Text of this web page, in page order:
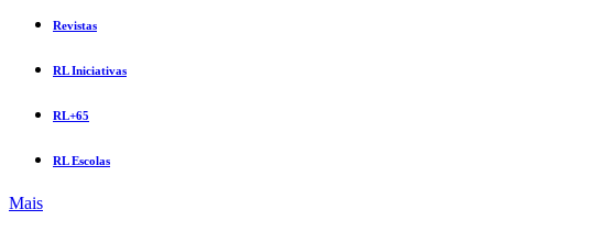
Revistas
RL Iniciativas
RL+65
RL Escolas
Mais